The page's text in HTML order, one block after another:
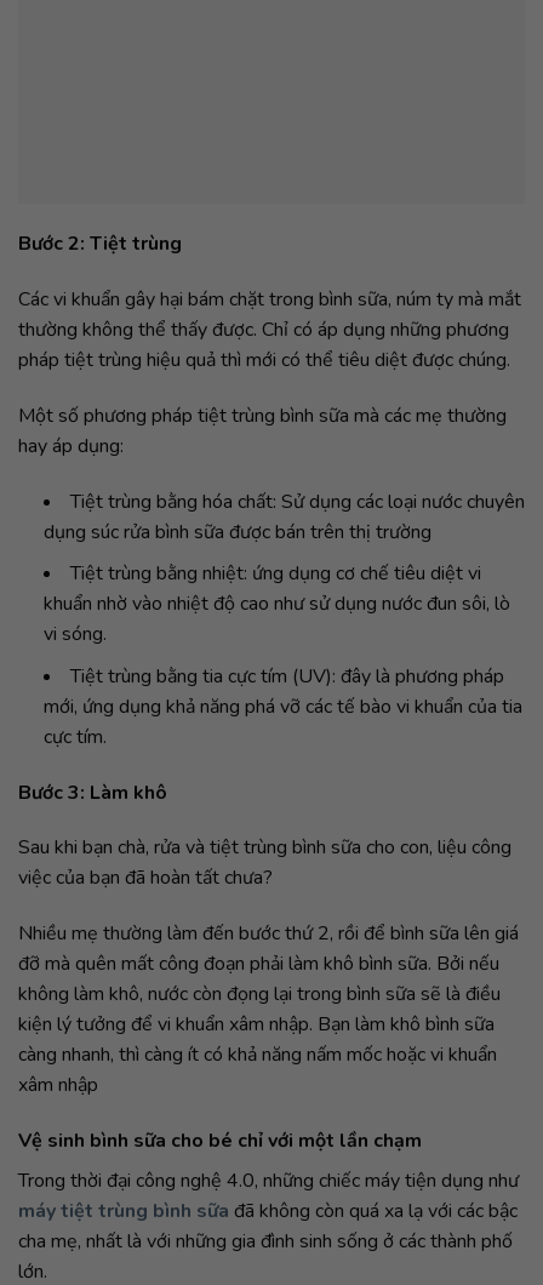
khuẩn nhờ vào nhiệt độ cao như sử dụng nước đun sôi, lò
vi sóng.
Tiệt trùng bằng tia cực tím (UV): đây là phương pháp
mới, ứng dụng khả năng phá vỡ các tế bào vi khuẩn của tia
cực tím.
Sau khi bạn chà, rửa và tiệt trùng bình sữa cho con, liệu công
việc của bạn đã hoàn tất chưa?
Nhiều mẹ thường làm đến bước thứ 2, rồi để bình sữa lên giá
không làm khô, nước còn đọng lại trong bình sữa sẽ là điều
kiện lý tưởng để vi khuẩn xâm nhập. Bạn làm khô bình sữa
càng nhanh, thì càng ít có khả năng nấm mốc hoặc vi khuẩn
xâm nhập
Vệ sinh bình sữa cho bé chỉ với một lần chạm
Trong thời đại công nghệ 4.0, những chiếc máy tiện dụng như
cha mẹ, nhất là với những gia đình sinh sống ở các thành phố
lớn.
Cuộc sống ngày càng hiện đại càng khiến cho nhiều bậc cha
mẹ thêm bận rộn hơn. Do đó những công cụ tiện ích hiện đại
như máy tiệt trùng sẽ giúp mẹ tiết kiệm thời gian khá nhiều
đó có thêm thời gian để vui đùa với bé.